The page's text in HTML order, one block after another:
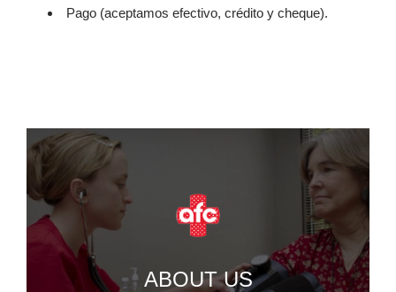
Pago (aceptamos efectivo, crédito y cheque).
ABOUT US